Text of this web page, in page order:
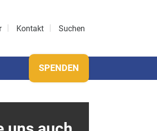
Kontakt Suchen
SPENDEN